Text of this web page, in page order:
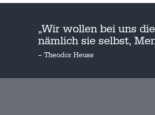
„Wir wollen bei uns
nämlich sie selbst,
– Theodor Heuss